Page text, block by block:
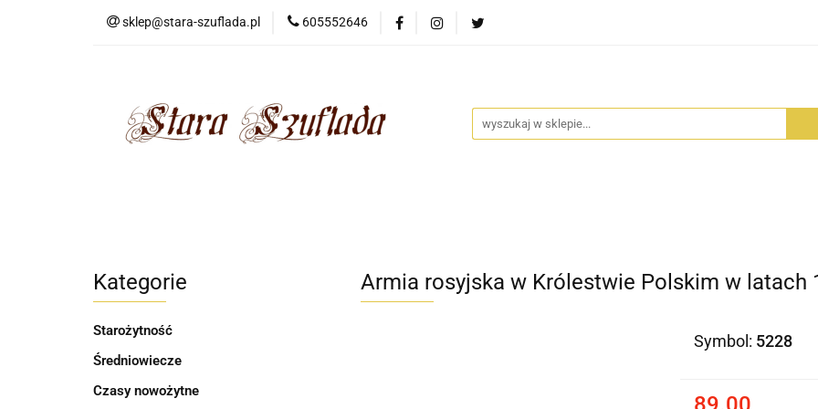
sklep@stara-szuflada.pl 605552646
NOWOŚCI STARA SZUFLADA
Kategorie
Starożytność
Średniowiecze
Czasy nowożytne
Armia rosyjska w Królestwie Polskim w latach
Symbol: 5228